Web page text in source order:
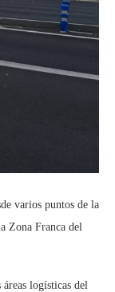
varios puntos de la
Zona Franca del
logísticas del